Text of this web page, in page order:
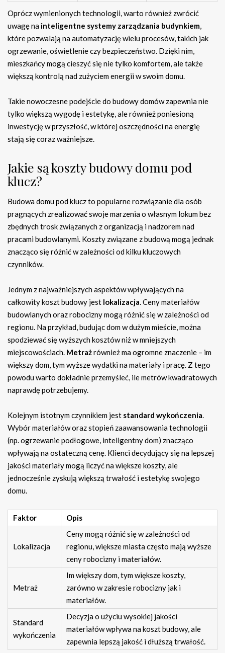
Oprócz wymienionych technologii, warto również zwrócić
uwagę na inteligentne systemy zarządzania budynkiem
które pozwalają na automatyzację wielu procesów, takich jak
ogrzewanie, oświetlenie czy bezpieczeństwo. Dzięki nim,
mieszkańcy mogą cieszyć się nie tylko komfortem, ale także
większą kontrolą nad zużyciem energii w swoim domu.
Takie nowoczesne podejście do budowy domów zapewnia nie
tylko większą wygodę i estetykę, ale również poniesioną
inwestycję w przyszłość, w której oszczędności na energię
stają się coraz ważniejsze.
Jakie są koszty budowy domu pod
klucz?
Budowa domu pod klucz to popularne rozwiązanie dla osób
pragnących zrealizować swoje marzenia o własnym lokum bez
zbędnych trosk związanych z organizacją i nadzorem nad
pracami budowlanymi. Koszty związane z budową mogą jednak
znacząco się różnić w zależności od kilku kluczowych
czynników.
Jednym z najważniejszych aspektów wpływających na
całkowity koszt budowy jest lokalizacja . Ceny materiałów
budowlanych oraz robocizny mogą różnić się w zależności od
regionu. Na przykład, budując dom w dużym mieście, można
spodziewać się wyższych kosztów niż w mniejszych
miejscowościach. Metrażrównież ma ogromne znaczenie – im
większy dom, tym wyższe wydatki na materiały i pracę. Z tego
powodu warto dokładnie przemyśleć, ile metrów kwadratowych
naprawdę potrzebujemy.
Kolejnym istotnym czynnikiem jest standard wykończenia
Wybór materiałów oraz stopień zaawansowania technologii
(np. ogrzewanie podłogowe, inteligentny dom) znacząco
wpływają na ostateczną cenę. Klienci decydujący się na lepszej
jakości materiały mogą liczyć na większe koszty, ale
jednocześnie zyskują większą trwałość i estetykę swojego
domu.
Faktor Opis
Lokalizacja
Ceny mogą różnić się w zależności od
regionu, większe miasta często mają wyższe
ceny robocizny i materiałów.
Metraż
Im większy dom, tym większe koszty,
zarówno w zakresie robocizny jak i
materiałów.
Standard
wykończenia
Decyzja o użyciu wysokiej jakości
materiałów wpływa na koszt budowy, ale
zapewnia lepszą jakość i dłuższą trwałość.